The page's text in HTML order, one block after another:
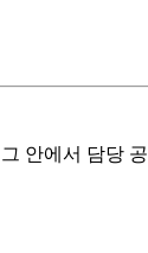
안에서 담당